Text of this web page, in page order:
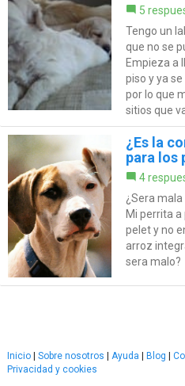
5
Tengo un
que no se
Empieza a
piso y ya
por lo que
sitios que
¿Es la
para los
4
¿Sera
Mi perrita
pelet y no
arroz
sera malo?
Inicio Sobre nosotros Ayuda Blog
Privacidad y cookies